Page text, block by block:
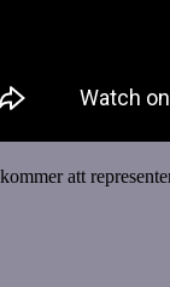
att